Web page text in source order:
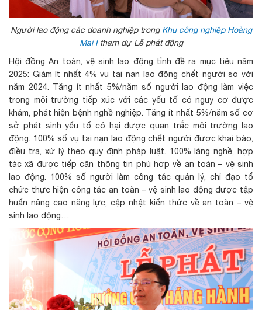
Người lao động các doanh nghiệp trong Khu công nghiệp Hoàng
Mai Itham dự Lễ phát động
Hội đồng An toàn, vệ sinh lao động tỉnh đề ra mục tiêu năm
2025: Giảm ít nhất 4% vụ tai nạn lao động chết người so với
năm 2024. Tăng ít nhất 5%/năm số người lao động làm việc
trong môi trường tiếp xúc với các yếu tố có nguy cơ được
khám, phát hiện bệnh nghề nghiệp. Tăng ít nhất 5%/năm số cơ
sở phát sinh yếu tố có hại được quan trắc môi trường lao
động. 100% số vụ tai nạn lao động chết người được khai báo,
điều tra, xử lý theo quy định pháp luật. 100% làng nghề, hợp
tác xã được tiếp cận thông tin phù hợp về an toàn – vệ sinh
lao động. 100% số người làm công tác quản lý, chỉ đạo tổ
chức thực hiện công tác an toàn – vệ sinh lao động được tập
huấn nâng cao năng lực, cập nhật kiến thức về an toàn – vệ
sinh lao động…